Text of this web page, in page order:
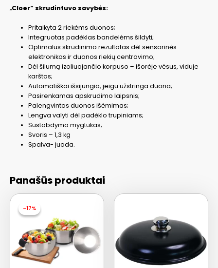
„Cloer“ skrudintuvo savybės:
Pritaikyta 2 riekėms duonos;
Integruotas padėklas bandelėms šildyti;
Optimalus skrudinimo rezultatas dėl sensorinės
elektronikos ir duonos riekių centravimo;
Dėl šilumą izoliuojančio korpuso – išorėje vėsus, viduje
karštas;
Automatiškai išsijungia, jeigu užstringa duona;
Pasirenkamas apskrudimo laipsnis;
Palengvintas duonos išėmimas;
Lengva valyti dėl padėklo trupiniams;
Sustabdymo mygtukas;
Svoris – 1,3 kg
Spalva- juoda.
Panašūs produktai
-17%
-17%